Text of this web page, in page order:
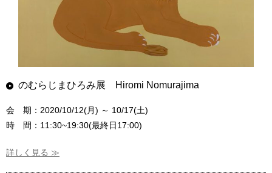
のむらじまひろみ展 Hiromi Nomurajima
会 期：2020/10/12(月) ～ 10/17(土)
時 間：11:30~19:30(最終日17:00)
詳しく見る ≫